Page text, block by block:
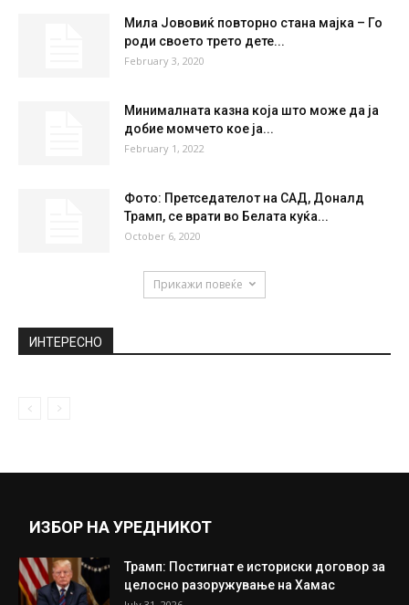
Мила Јововиќ повторно стана мајка – Го
роди своето трето дете...
February 3, 2020
Минималната казна која што може да ја
добие момчето кое ја...
February 1, 2022
Фото: Претседателот на САД, Доналд
Трамп, се врати во Белата куќа...
October 6, 2020
Прикажи повеќе
ИНТЕРЕСНО
ИЗБОР НА УРЕДНИКОТ
Трамп: Постигнат е историски договор за
целосно разоружување на Хамас